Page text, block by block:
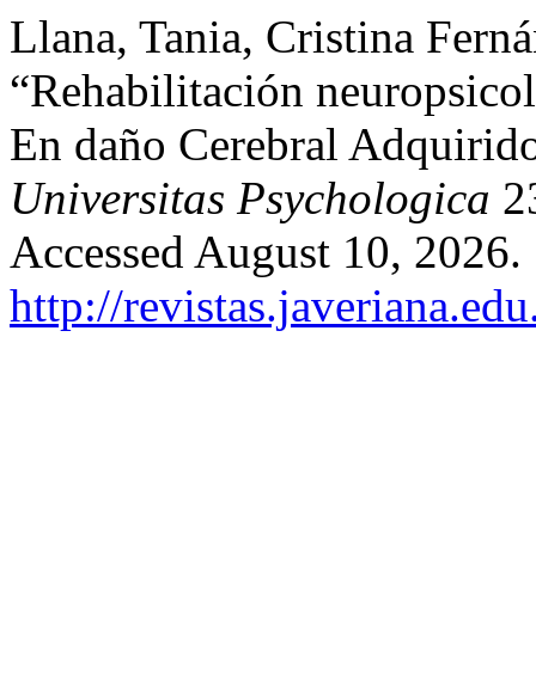
Llana, Tania, Cristina
“Rehabilitación
En daño Cerebral
Universitas Psychologica
Accessed August 10, 2026.
http://